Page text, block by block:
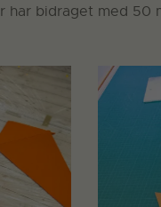
har bidraget med 50